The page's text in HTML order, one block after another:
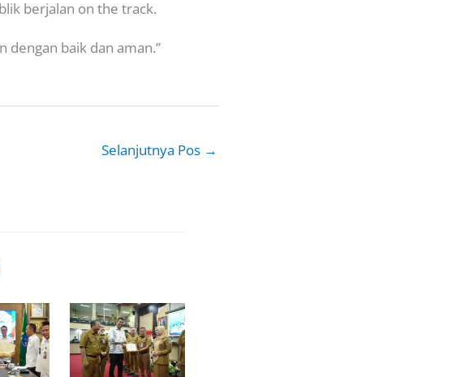
berjalan on the track.
baik dan aman.”
Selanjutnya Pos →